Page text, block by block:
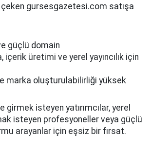
çeken gursesgazetesi.com satışa
güçlü domain
içerik üretimi ve yerel yayıncılık için
marka oluşturulabilirliği yüksek
girmek isteyen yatırımcılar, yerel
isteyen profesyoneller veya güçlü
arayanlar için eşsiz bir fırsat.